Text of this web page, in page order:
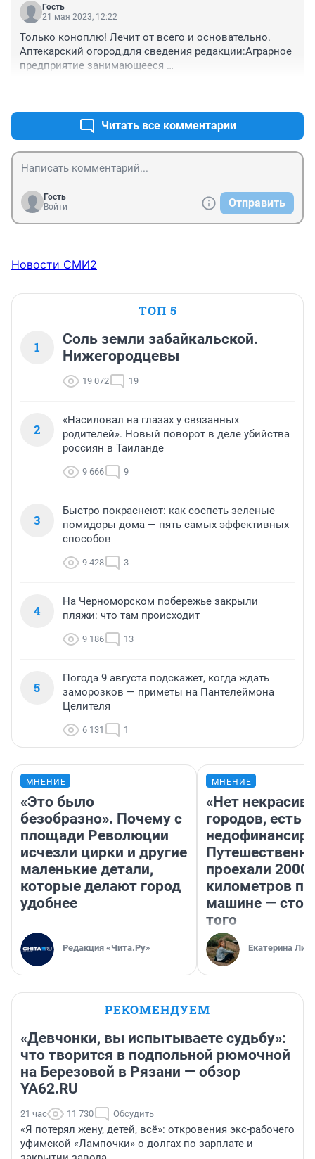
Гость
21 мая 2023, 12:22
Только коноплю! Лечит от всего и основательно.
Аптекарский огород,для сведения редакции:Аграрное
предприятие занимающееся
Вреда меньше.
Читать все комментарии
Гость
Войти
Отправить
Новости СМИ2
ТОП 5
1
Соль земли забайкальской.
Нижегородцевы
19 072 19
2
«Насиловал на глазах у связанных
родителей». Новый поворот в деле убийства
россиян в Таиланде
9 666 9
3
Быстро покраснеют: как соспеть зеленые
помидоры дома — пять самых эффективных
способов
9 428 3
4
На Черноморском побережье закрыли
пляжи: что там происходит
9 186 13
5
Погода 9 августа подскажет, когда ждать
заморозков — приметы на Пантелеймона
Целителя
6 131 1
МНЕНИЕ
«Это было
безобразно». Почему с
площади Революции
исчезли цирки и другие
маленькие детали,
которые делают город
удобнее
Редакция «Чита.Ру»
МНЕНИЕ
«Нет
городов, есть
проехали 2000
километров по
машине —
того
Екатерина
РЕКОМЕНДУЕМ
«Девчонки, вы испытываете судьбу»:
что творится в подпольной рюмочной
на Березовой в Рязани — обзор
YA62.RU
21 час 11 730 Обсудить
«Я потерял жену, детей, всё»: откровения экс-рабочего
уфимской «Лампочки» о долгах по зарплате и